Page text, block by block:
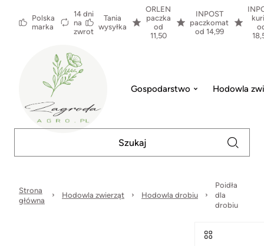
Polska
marka
14 dni
na
zwrot
Tania
wysyłka
ORLEN
paczka
od
11,50
INPOST
paczkomat
od 14,99
Gospodarstwo Hodowla
Strona
główna
Hodowla zwierząt Hodowla drobiu
Poidła
dla
drobiu